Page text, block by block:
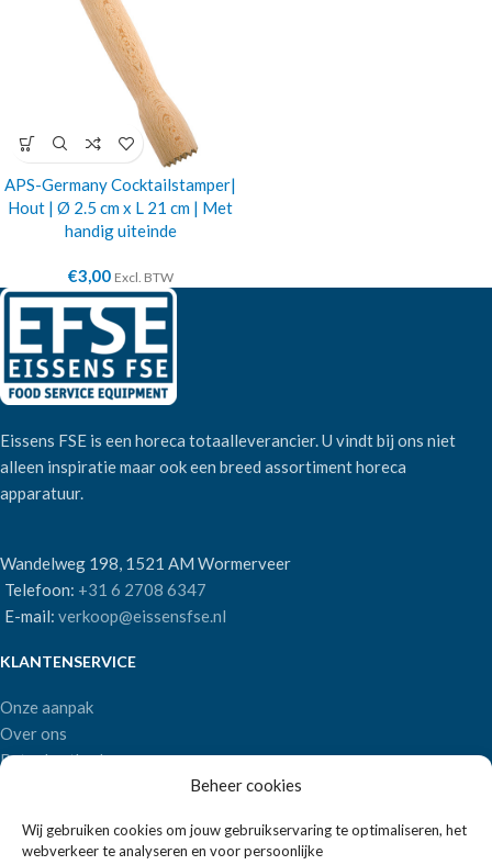
Beheer cookies
Wij gebruiken cookies om jouw gebruikservaring te optimaliseren, het
webverkeer te analyseren en voor persoonlijke
APS-Germany Cocktailstamper|
Hout | Ø 2.5 cm x L 21 cm | Met
handig uiteinde
€3,00 Excl. BTW
Eissens FSE is een horeca totaalleverancier. U vindt bij ons niet
alleen inspiratie maar ook een breed assortiment horeca
apparatuur.
Wandelweg 198, 1521 AM Wormerveer
Telefoon: +31 6 2708 6347
E-mail: verkoop@eissensfse.nl
KLANTENSERVICE
Onze aanpak
Over ons
Betaalmethoden
POPULAIRE MERKEN